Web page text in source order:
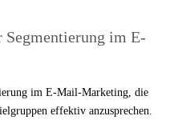
Segmentierung im E-
im E-Mail-Marketing, die
effektiv anzusprechen.